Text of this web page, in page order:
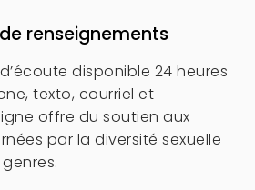
renseignements
disponible 24 heures
texto, courriel et
offre du soutien aux
par la diversité sexuelle